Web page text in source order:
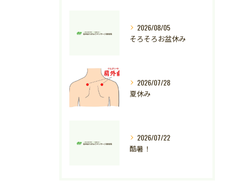
2026/08/05
そろそろお盆休み
2026/07/28
夏休み
2026/07/22
酷暑！